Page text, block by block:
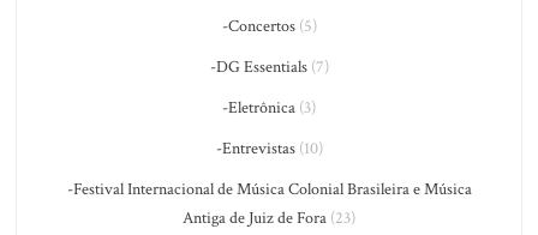
-Concertos(5)
-DG Essentials(7)
-Eletrônica (3)
-Entrevistas(10)
-Festival Internacional de Música Colonial Brasileira e Música
Antiga de Juiz de Fora (23)